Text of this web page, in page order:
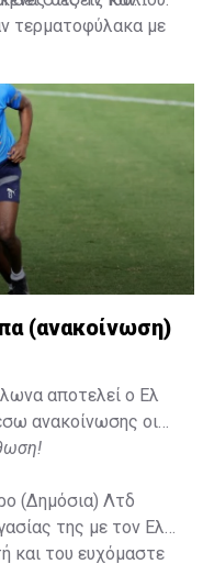
τερματοφύλακα με
(ανακοίνωση)
αποτελεί ο Ελ
ανακοίνωσης οι
(Δημόσια) Λτδ
της με τον Eλ
και του ευχόμαστε